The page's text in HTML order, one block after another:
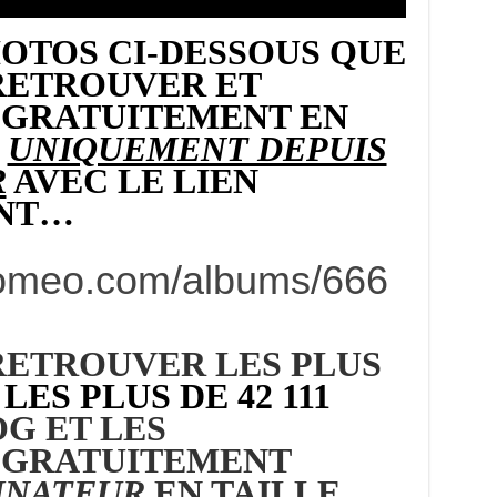
CI-DESSOUS QUE
ET
EN
UNIQUEMENT DEPUIS
AVEC LE LIEN
albums/666
LES PLUS
PLUS DE 42 111
ET LES